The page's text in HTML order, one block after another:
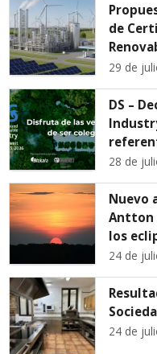
de
29 de
DS –
28 de
Nuevo
Antton
los
24 de
24 de